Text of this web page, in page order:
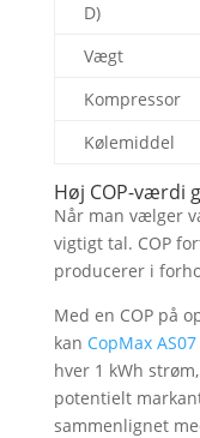
D)
Vægt
Kompressor
Kølemiddel
Høj COP-værdi
Når man vælger
vigtigt tal. COP
producerer i
Med en COP på
kan CopMax AS07
hver 1 kWh
potentielt
sammenlignet